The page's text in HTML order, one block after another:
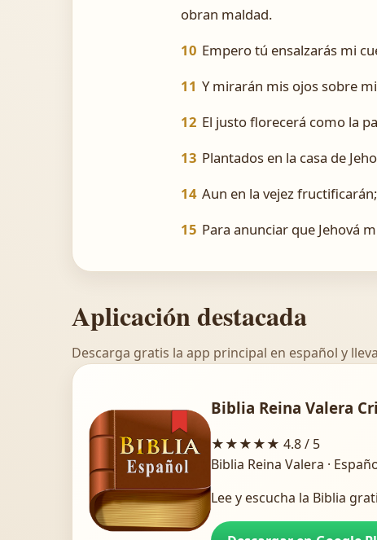
obran maldad.
10 Empero tú ensalzarás mi
11 Y mirarán mis ojos sobre
12 El justo florecerá como la
13 Plantados en la casa de
14 Aun en la vejez
15 Para anunciar que Jehová
Aplicación destacada
Descarga gratis la app principal en español y
Biblia Reina Valera
★★★★★ 4.8 / 5
Biblia Reina Valera ·
Lee y escucha la Biblia